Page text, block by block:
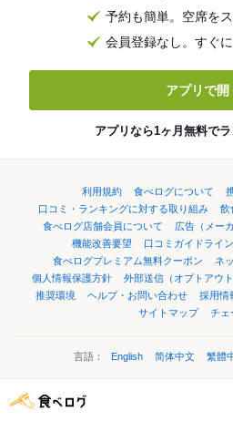
予約も簡単。空席を
会員登録なし。すぐ
アプリで開
アプリなら1ヶ月無料でラ
利用規約 食べログについて
口コミ・ランキングに対する取り組み
飲
食べログ店舗会員について
広告（メー
機能改善要望
口コミガイドライン
食べログプレミアム無料クーポン
ネ
個人情報保護方針
外部送信（オプトアウト
推奨環境
ヘルプ・お問い合わせ 採用情
サイトマップ
チェ
言語： English 简体中文 繁體